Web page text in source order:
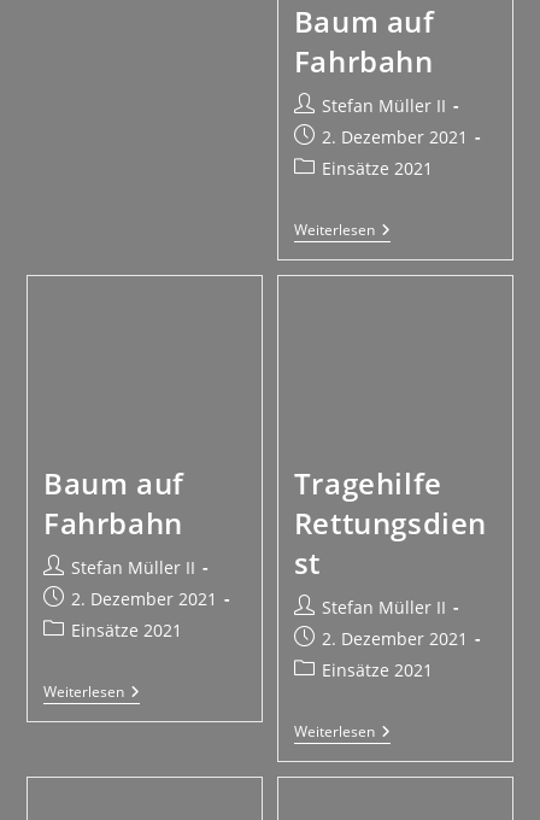
Baum auf
Fahrbahn
Stefan Müller II
2. Dezember 2021
Einsätze 2021
Weiterlesen
Baum auf
Fahrbahn
Stefan Müller II
2. Dezember 2021
Einsätze 2021
Weiterlesen
Tragehilfe
Rettungsdien
st
Stefan Müller II
2. Dezember 2021
Einsätze 2021
Weiterlesen